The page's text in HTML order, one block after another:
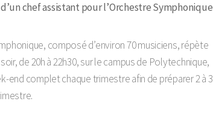
chef assistant pour l’Orchestre Symphonique
composé d’environ 70 musiciens, répète
de 20h à 22h30, sur le campus de Polytechnique,
end complet chaque trimestre afin de préparer 2 à 3